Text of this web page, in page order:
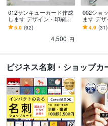
012サンキューカード作成
します デザイン・印刷・
配送まで致します。
5.0 (92)
4,500 円
002ショ
ます デザ
送まで致
4.9 (31)
ビジネス名刺・ショップ